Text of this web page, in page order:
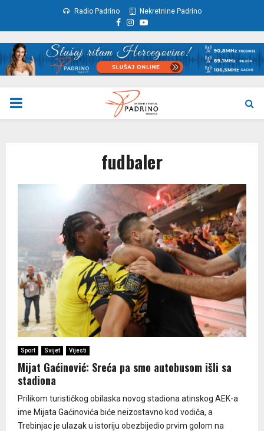
Radio Padrino Nekretnine Padrino
Facebook
Instagram
Youtube
PRIMARY
fudbaler
Sport Svijet Vijesti
Mijat Gaćinović: Sreća pa smo autobusom išli sa
stadiona
Prilikom turističkog obilaska novog stadiona atinskog AEK-a
ime Mijata Gaćinovića biće neizostavno kod vodiča, a
Trebinjac je ulazak u istoriju obezbijedio prvim golom na